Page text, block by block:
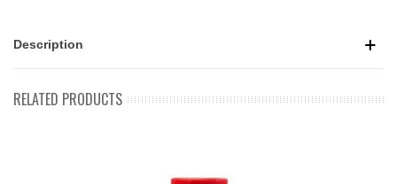
Description
RELATED PRODUCTS